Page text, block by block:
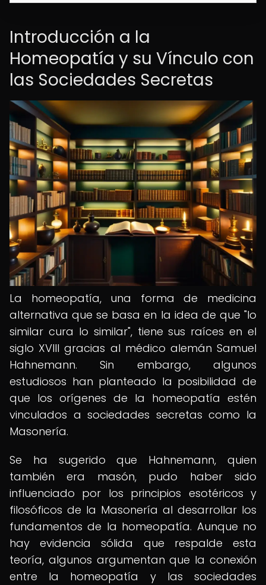
Introducción a la
Homeopatía y su Vínculo con
las Sociedades Secretas
La homeopatía, una forma de medicina
alternativa que se basa en la idea de que "lo
similar cura lo similar", tiene sus raíces en el
siglo XVIII gracias al médico alemán Samuel
Hahnemann. Sin embargo, algunos
estudiosos han planteado la posibilidad de
que los orígenes de la homeopatía estén
vinculados a sociedades secretas como la
Masonería.
Se ha sugerido que Hahnemann, quien
también era masón, pudo haber sido
influenciado por los principios esotéricos y
filosóficos de la Masonería al desarrollar los
fundamentos de la homeopatía. Aunque no
hay evidencia sólida que respalde esta
teoría, algunos argumentan que la conexión
entre la homeopatía y las sociedades